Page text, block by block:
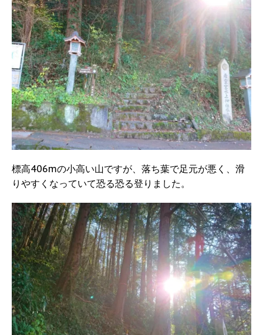
標高406mの小高い山ですが、落ち葉で足元が悪く、滑
りやすくなっていて恐る恐る登りました。